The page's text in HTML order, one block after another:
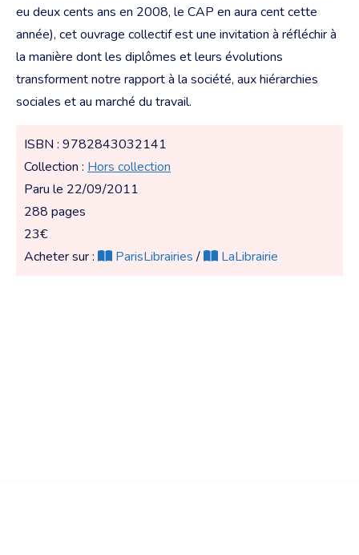
eu deux cents ans en 2008, le CAP en aura cent cette
année), cet ouvrage collectif est une invitation à réfléchir à
la manière dont les diplômes et leurs évolutions
transforment notre rapport à la société, aux hiérarchies
sociales et au marché du travail.
ISBN : 9782843032141
Collection : Hors collection
Paru le 22/09/2011
288 pages
23€
Acheter sur :
ParisLibrairies/ LaLibrairie